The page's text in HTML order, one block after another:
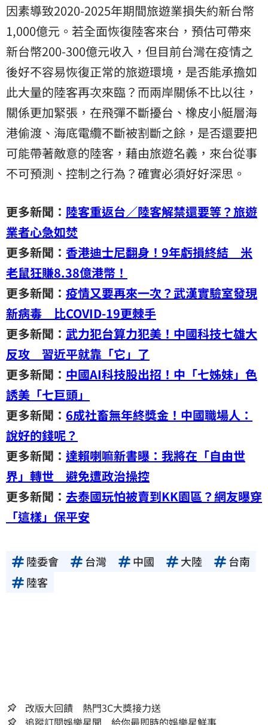
因素導致2020-2025年期間旅遊業損失約新台幣
1,000億元。若全面恢復陸客來台，預估可帶來
新台幣200-300億元收入，但目前台灣在疫情之
後好不容易恢復正常的旅遊環境，是否能承擔如
此大量的陸客再次來臨？而兩岸關係不比以往，
關係更加緊張，在飛彈不斷擾台、橡皮小艇層海
港偷渡、海底電纜不斷被割斷之餘，是否還要把
可能帶著敵意的陸客，藉由旅遊名義，來台從事
不可預測、控制之行為？確實必須好好深思。
更多新聞： 陸客重返台／陸客解禁還要等？旅遊
業者心急如焚
更多新聞： 香港迪士尼翻身！9年虧損終結 米
老鼠狂賺8.38億港幣！
更多新聞： 疫情又要再來一次？武漢實驗室發現
新病毒 比COVID-19更棘手
更多新聞： 武力犯台算力犯美！中國科技七雄大
反攻 習近平就靠「它」了
更多新聞： 中國AI科技股出招！中「七姊妹」色
誘美「七巨頭」
更多新聞： 6成社畜無年終獎金！中國職場人：
說好的錢呢？
更多新聞： 達賴喇嘛新書曝：我將在「自由世
界」轉世 避免遭政治操控
更多新聞： 去泰國玩怕被賣到KK園區？網友曝穿
「這樣」保平安
陸委會 台灣 中國 大陸
台南
陸客
改版大回饋 熱門3C大獎接力送
追蹤訂閱娛樂星聞 給你最即時的娛樂星鮮事